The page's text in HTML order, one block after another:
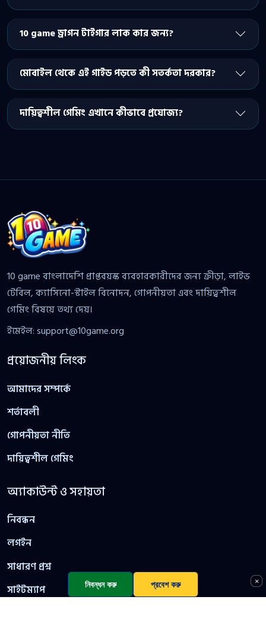
10 game ড্রাগন টাইগার লাক কার জন্য?
মোবাইল থেকে এই গাইড পড়তে কী সতর্কতা দরকার?
দায়িত্বশীল গেমিং এখানে কীভাবে প্রযোজ্য?
10 game বাংলাদেশি প্রাপ্তবয়স্ক ব্যবহারকারীদের জন্য ক্রীড়া, লাইভ
টেবিল, ক্যাসিনো-স্টাইল বিনোদন, গোপনীয়তা এবং দায়িত্বশীল
গেমিং বিষয়ে তথ্য দেয়।
ইমেইল:support@10game.org
প্রয়োজনীয় লিংক
আমাদের সম্পর্কে
শর্তাবলী
গোপনীয়তা নীতি
দায়িত্বশীল গেমিং
অ্যাকাউন্ট ও সহায়তা
নিবন্ধন
লগইন
সাধারণ প্রশ্ন
সাইটম্যাপ
×
নিবন্ধন করু প্রবেশ করু